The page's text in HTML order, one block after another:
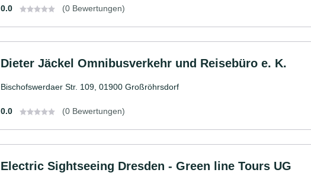
0.0 (0 Bewertungen)
Dieter Jäckel Omnibusverkehr und Reisebüro e. K.
Bischofswerdaer Str. 109, 01900 Großröhrsdorf
0.0 (0 Bewertungen)
Electric Sightseeing Dresden - Green line Tours UG